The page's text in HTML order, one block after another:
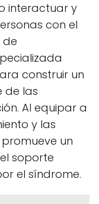
interactuar y
con el
de
construir un
de las
Al equipar a
y las
un
soporte
el síndrome.